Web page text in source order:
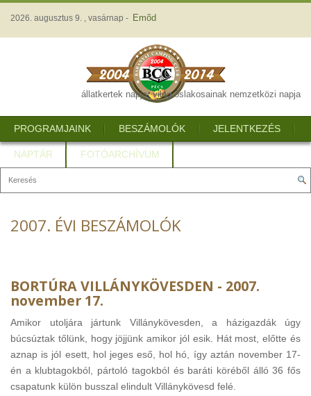
2026. augusztus 9. , vasárnap - Emõd
állatkertek napja, világ őslakosainak nemzetközi napja
PROGRAMJAINK BESZÁMOLÓK JELENTKEZÉS
NAPTÁR FOTÓARCHÍVUM
2007. ÉVI BESZÁMOLÓK
BORTÚRA VILLÁNYKÖVESDEN - 2007.
november 17.
Amikor utoljára jártunk Villánykövesden, a házigazdák úgy
búcsúztak tőlünk, hogy jöjjünk amikor jól esik. Hát most, előtte és
aznap is jól esett, hol jeges eső, hol hó, így aztán november 17-
én a klubtagokból, pártoló tagokból és baráti köréből álló 36 fős
csapatunk külön busszal elindult Villánykövesd felé.